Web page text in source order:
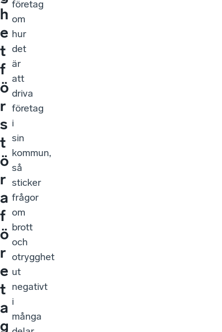
h
e
t
f
ö
r
s
t
ö
r
a
f
ö
r
e
t
a
g
företag
om
hur
det
är
att
driva
företag
i
sin
kommun,
så
sticker
frågor
om
brott
och
otrygghet
ut
negativt
i
många